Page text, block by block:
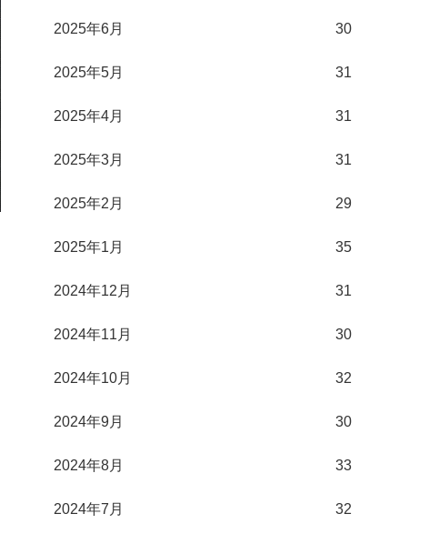
2025年6月 30
2025年5月 31
2025年4月 31
2025年3月 31
2025年2月 29
2025年1月 35
2024年12月 31
2024年11月 30
2024年10月 32
2024年9月 30
2024年8月 33
2024年7月 32